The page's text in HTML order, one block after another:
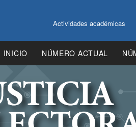
Actividades académicas
INICIO NÚMERO ACTUAL